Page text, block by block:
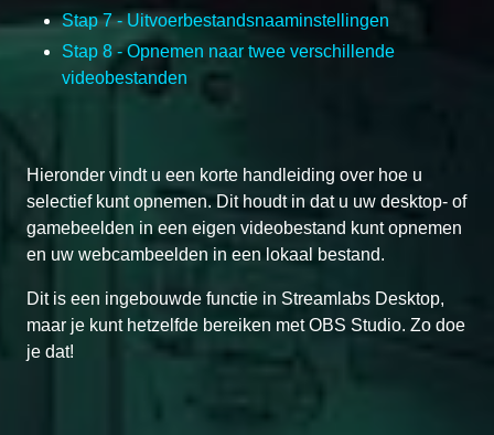
Stap 7 - Uitvoerbestandsnaaminstellingen
Stap 8 - Opnemen naar twee verschillende
videobestanden
Hieronder vindt u een korte handleiding over hoe u
selectief kunt opnemen. Dit houdt in dat u uw desktop- of
gamebeelden in een eigen videobestand kunt opnemen
en uw webcambeelden in een lokaal bestand.
Dit is een ingebouwde functie in Streamlabs Desktop,
maar je kunt hetzelfde bereiken met OBS Studio. Zo doe
je dat!